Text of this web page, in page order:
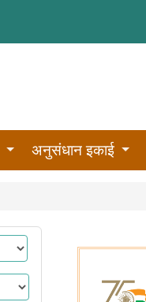
अनुसंधान इकाई